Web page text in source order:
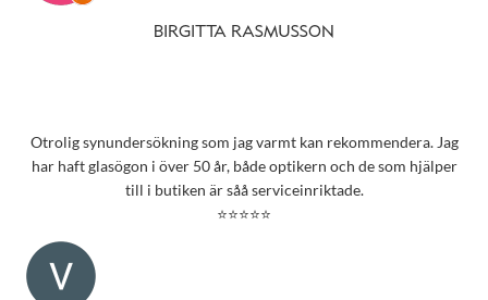
BIRGITTA RASMUSSON
Otrolig synundersökning som jag varmt kan rekommendera. Jag
har haft glasögon i över 50 år, både optikern och de som hjälper
till i butiken är såå serviceinriktade.
⭐⭐⭐⭐⭐